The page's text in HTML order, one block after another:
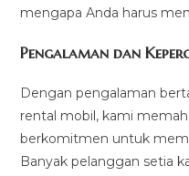
mengapa Anda harus
Pengalaman dan
Dengan pengalaman
rental mobil, kami
berkomitmen untuk
Banyak pelanggan setia